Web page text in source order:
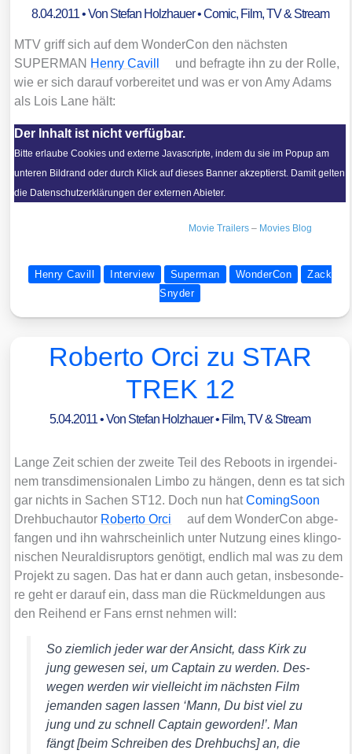
8.04.2011• Von Stefan Holzhauer•Comic, Film, TV & Stream
MTV griff sich auf dem Won­der­Con den nächs­ten
SUPERMAN Hen­ry Cavill
und befrag­te ihn zu der Rol­le,
wie er sich dar­auf vor­be­rei­tet und was er von Amy Adams
als Lois Lane hält:
Der Inhalt ist nicht verfügbar.
Bitte erlaube Cookies und externe Javascripte, indem du sie im Popup am
unteren Bildrand oder durch Klick auf dieses Banner akzeptierst. Damit gelten
die Datenschutzerklärungen der externen Abieter.
Movie Trai­lers– Movies Blog
Henry Cavill Interview Superman WonderCon
Zack
Snyder
Roberto Orci zu STAR
TREK 12
5.04.2011• Von Stefan Holzhauer• Film, TV & Stream
Lan­ge Zeit schien der zwei­te Teil des Reboots in irgend­ei­
nem trans­di­men­sio­na­len Lim­bo zu hän­gen, denn es tat sich
gar nichts in Sachen ST12. Doch nun hatComing­Soon
Dreh­buch­au­tor Rober­to Orci
auf dem Won­der­Con abge­
fan­gen und ihn wahr­schein­lich unter Nut­zung eines klin­go­
ni­schen Neu­r­ald­is­rup­t­ors genö­tigt, end­lich mal was zu dem
Pro­jekt zu sagen. Das hat er dann auch getan, ins­be­son­de­
re geht er dar­auf ein, dass man die Rück­mel­dun­gen aus
den Rei­hend er Fans ernst neh­men will:
So ziem­lich jeder war der Ansicht, dass Kirk zu
jung gewe­sen sei, um Cap­tain zu wer­den. Des­
we­gen wer­den wir viel­leicht im nächs­ten Film
jeman­den sagen las­sen ‘Mann, Du bist viel zu
jung und zu schnell Cap­tain gewor­den!’. Man
fängt [beim Schrei­ben des Dreh­buchs] an, die